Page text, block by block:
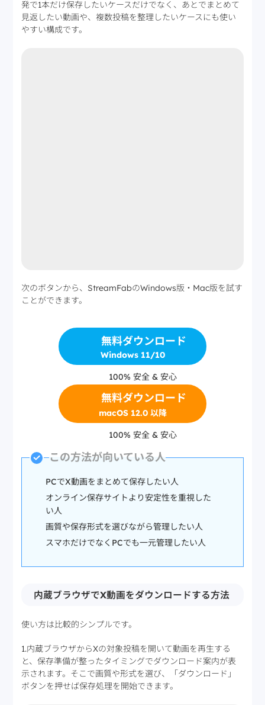
発で1本だけ保存したいケースだけでなく、あとでまとめて
見返したい動画や、複数投稿を整理したいケースにも使い
やすい構成です。
次のボタンから、StreamFabのWindows版・Mac版を試す
ことができます。
無料ダウンロード
Windows 11/10
100% 安全 & 安心
無料ダウンロード
macOS 12.0 以降
100% 安全 & 安心
この方法が向いている人
PCでX動画をまとめて保存したい人
オンライン保存サイトより安定性を重視した
い人
画質や保存形式を選びながら管理したい人
スマホだけでなくPCでも一元管理したい人
内蔵ブラウザでX動画をダウンロードする方法
使い方は比較的シンプルです。
1.内蔵ブラウザからXの対象投稿を開いて動画を再生する
と、保存準備が整ったタイミングでダウンロード案内が表
示されます。そこで画質や形式を選び、「ダウンロード」
ボタンを押せば保存処理を開始できます。